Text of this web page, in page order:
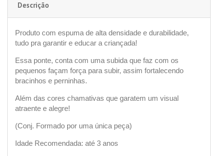
Descrição
Produto com espuma de alta densidade e durabilidade,
tudo pra garantir e educar a criançada!
Essa ponte, conta com uma subida que faz com os
pequenos façam força para subir, assim fortalecendo
bracinhos e perninhas.
Além das cores chamativas que garatem um visual
atraente e alegre!
(Conj. Formado por uma única peça)
Idade Recomendada: até 3 anos